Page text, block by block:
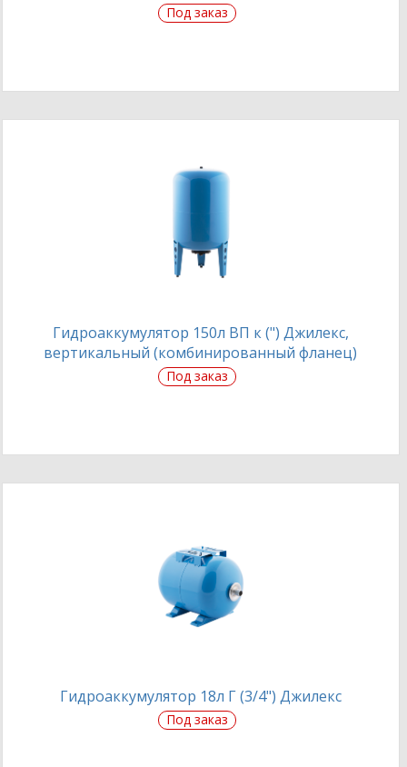
Под заказ
Гидроаккумулятор 150л ВП к (") Джилекс,
вертикальный (комбинированный фланец)
Под заказ
Гидроаккумулятор 18л Г (3/4") Джилекс
Под заказ